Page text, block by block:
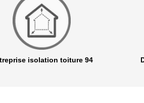
isolation toiture 94